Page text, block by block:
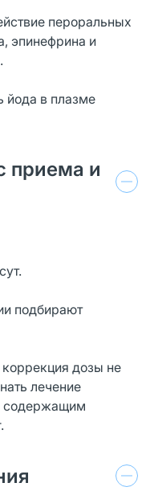
пероральных
эпинефрина и
йода в плазме
приема и
подбирают
коррекция дозы не
лечение
содержащим